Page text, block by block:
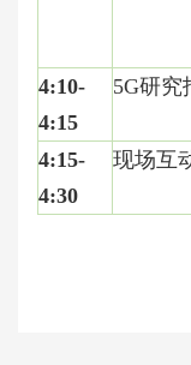
4:10-
4:15
5G研究
4:15-
4:30
现场互